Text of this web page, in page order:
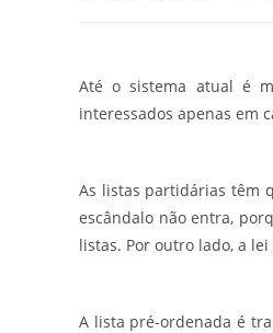
Até o sistema atual é
interessados apenas em
As listas partidárias têm
escândalo não entra,
listas. Por outro lado, a
A lista pré-ordenada é